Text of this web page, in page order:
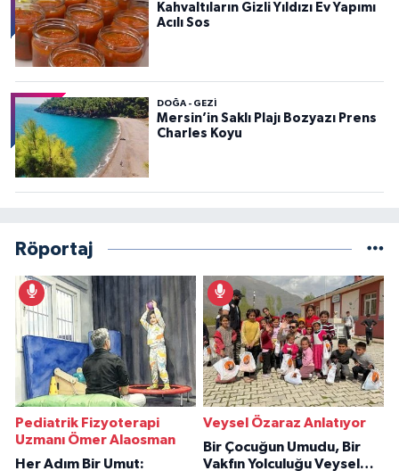
Kahvaltıların Gizli Yıldızı Ev Yapımı
Acılı Sos
DOĞA - GEZI
Mersin’in Saklı Plajı Bozyazı Prens
Charles Koyu
Röportaj
Pediatrik Fizyoterapi
Uzmanı Ömer Alaosman
Her Adım Bir Umut:
Veysel Özaraz Anlatıyor
Bir Çocuğun Umudu, Bir
Vakfın Yolculuğu Veysel